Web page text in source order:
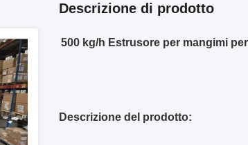
Descrizione di prodotto
500 kg/h Estrusore per mangimi
Descrizione del prodotto: